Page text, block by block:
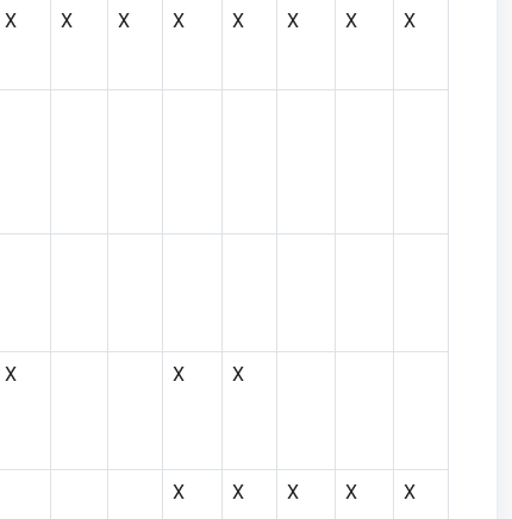
X X X X X X X X
X X X
X X X X X